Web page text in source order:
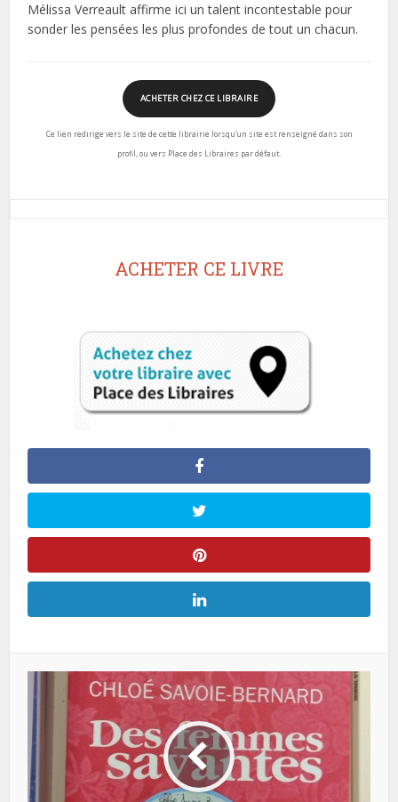
Mélissa Verreault affirme ici un talent incontestable pour
sonder les pensées les plus profondes de tout un chacun.
ACHETER CHEZ CE LIBRAIRE
Ce lien redirige vers le site de cette librairie lorsqu’un site est renseigné dans son
profil, ou vers Place des Libraires par défaut.
ACHETER CE LIVRE